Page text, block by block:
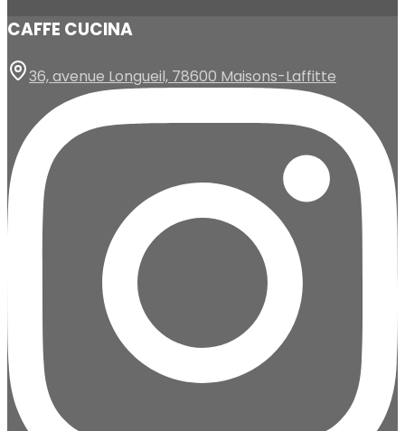
CAFFE CUCINA
36, avenue Longueil, 78600 Maisons-Laffitte